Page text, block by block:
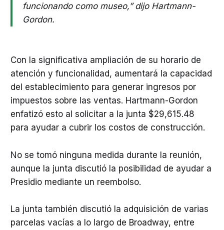
funcionando como museo,” dijo Hartmann-
Gordon.
Con la significativa ampliación de su horario de
atención y funcionalidad, aumentará la capacidad
del establecimiento para generar ingresos por
impuestos sobre las ventas. Hartmann-Gordon
enfatizó esto al solicitar a la junta $29,615.48
para ayudar a cubrir los costos de construcción.
No se tomó ninguna medida durante la reunión,
aunque la junta discutió la posibilidad de ayudar a
Presidio mediante un reembolso.
La junta también discutió la adquisición de varias
parcelas vacías a lo largo de Broadway, entre